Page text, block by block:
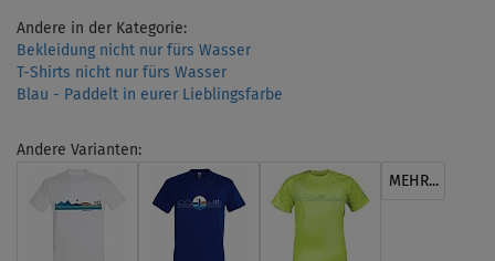
Andere in der Kategorie:
Bekleidung nicht nur fürs Wasser
T-Shirts nicht nur fürs Wasser
Blau - Paddelt in eurer Lieblingsfarbe
Andere Varianten:
MEHR...